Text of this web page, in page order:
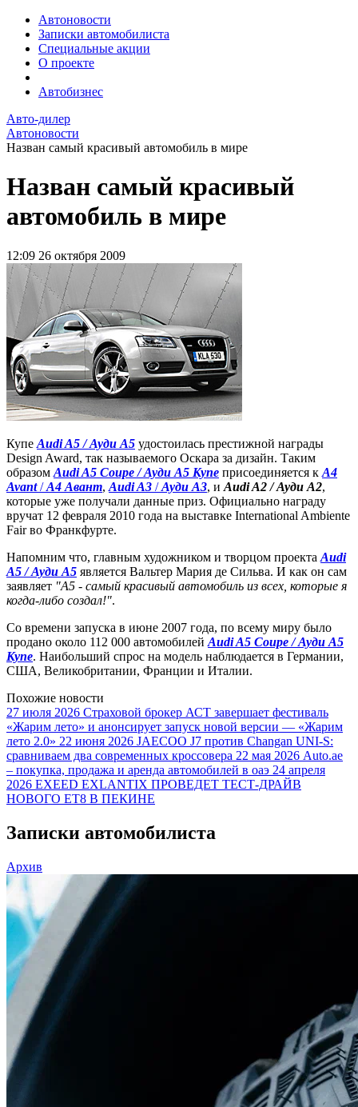
Автоновости
Записки автомобилиста
Специальные акции
О проекте
Автобизнес
Авто-дилер
Автоновости
Назван самый красивый автомобиль в мире
Назван самый красивый
автомобиль в мире
12:09 26 октября 2009
Купе Audi A5 / Ауди A5 удостоилась престижной награды
Design Award, так называемого Оскара за дизайн. Таким
образом Audi A5 Coupe / Ауди A5 Купе присоединяется к A4
Avant/А4 Авант, Audi A3 /Ауди А3, и Audi A2 / Ауди А2,
которые уже получали данные приз. Официально награду
вручат 12 февраля 2010 года на выставке International Ambiente
Fair во Франкфурте.
Напомним что, главным художником и творцом проекта Audi
A5 / Ауди A5 является Вальтер Мария де Сильва. И как он сам
заявляет "A5 - самый красивый автомобиль из всех, которые я
когда-либо создал!".
Со времени запуска в июне 2007 года, по всему миру было
продано около 112 000 автомобилей Audi A5 Coupe / Ауди A5
Купе. Наибольший спрос на модель наблюдается в Германии,
США, Великобритании, Франции и Италии.
Похожие новости
27 июля 2026 Страховой брокер АСТ завершает фестиваль
«Жарим лето» и анонсирует запуск новой версии — «Жарим
лето 2.0» 22 июня 2026 JAECOO J7 против Changan UNI-S:
сравниваем два современных кроссовера 22 мая 2026 Auto.ae
– покупка, продажа и аренда автомобилей в оаэ 24 апреля
2026 EXEED EXLANTIX ПРОВЕДЕТ ТЕСТ-ДРАЙВ
НОВОГО ET8 В ПЕКИНЕ
Записки автомобилиста
Архив